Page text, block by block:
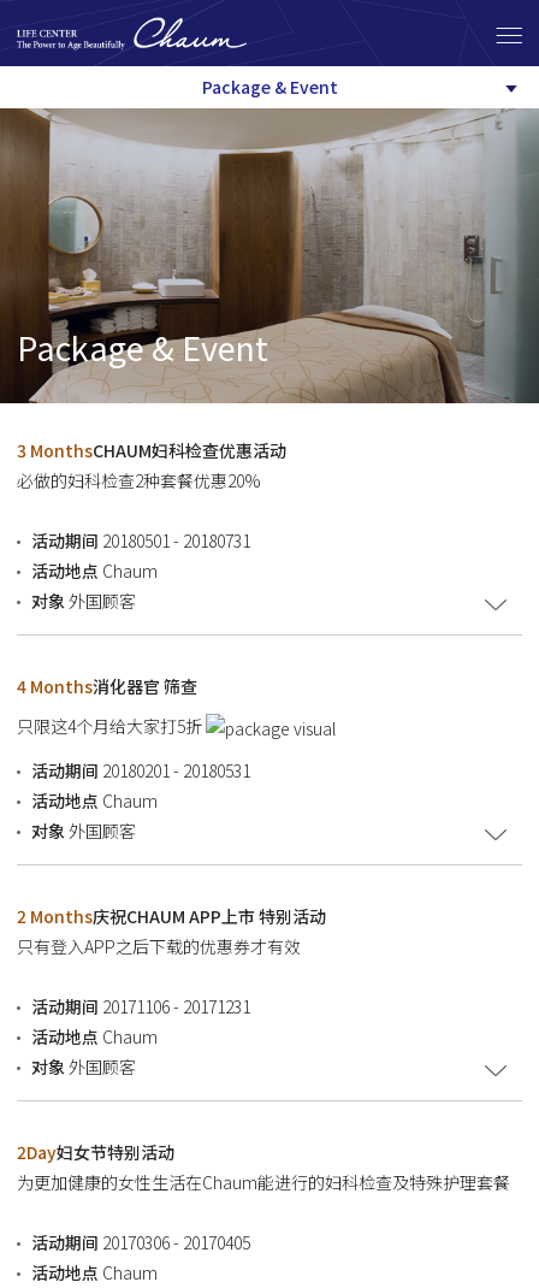
Package & Event
Package & Event
3 MonthsCHAUM妇科检查优惠活动
必做的妇科检查2种套餐优惠20%
活动期间 20180501 - 20180731
活动地点 Chaum
对象 外国顾客
4 Months消化器官 筛查
只限这4个月给大家打5折
活动期间 20180201 - 20180531
活动地点 Chaum
对象 外国顾客
2 Months庆祝CHAUM APP上市 特别活动
只有登入APP之后下载的优惠券才有效
活动期间 20171106 - 20171231
活动地点 Chaum
对象 外国顾客
2Day妇女节特别活动
为更加健康的女性生活在Chaum能进行的妇科检查及特殊护理套餐
活动期间 20170306 - 20170405
活动地点 Chaum